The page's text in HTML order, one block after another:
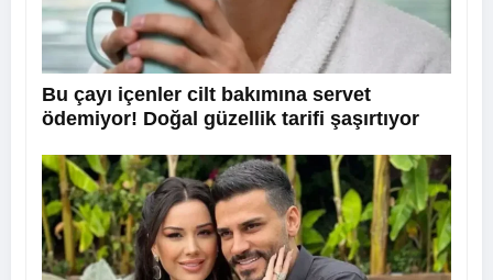
Bu çayı içenler cilt bakımına servet
ödemiyor! Doğal güzellik tarifi şaşırtıyor